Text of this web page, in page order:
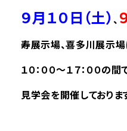
９月１０日（土）、
寿展示場、喜多川展示
１０：００～１７：００の間
見学会を開催しておりま